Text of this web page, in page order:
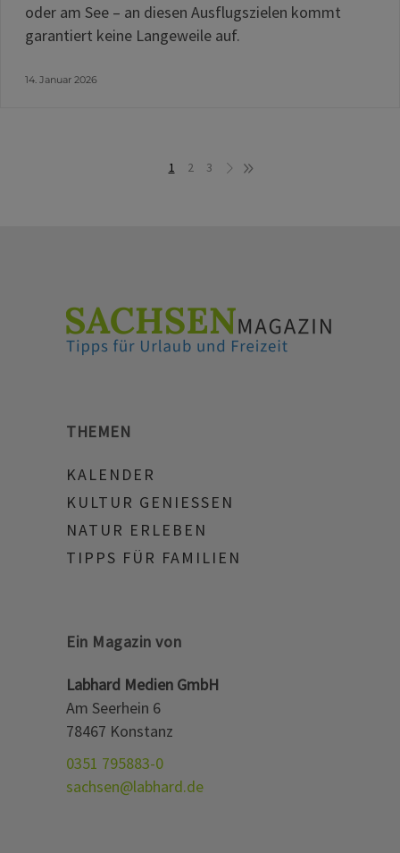
oder am See – an diesen Ausflugszielen kommt
garantiert keine Langeweile auf.
14. Januar 2026
1 2 3
THEMEN
KALENDER
KULTUR GENIESSEN
NATUR ERLEBEN
TIPPS FÜR FAMILIEN
Ein Magazin von
Labhard Medien GmbH
Am Seerhein 6
78467 Konstanz
0351 795883-0
sachsen@labhard.de